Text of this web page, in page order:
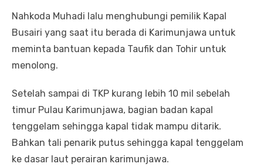
Nahkoda Muhadi lalu menghubungi pemilik Kapal
Busairi yang saat itu berada di Karimunjawa untuk
meminta bantuan kepada Taufik dan Tohir untuk
menolong.
Setelah sampai di TKP kurang lebih 10 mil sebelah
timur Pulau Karimunjawa, bagian badan kapal
tenggelam sehingga kapal tidak mampu ditarik.
Bahkan tali penarik putus sehingga kapal tenggelam
ke dasar laut perairan karimunjawa.